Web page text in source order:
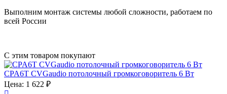
Выполним монтаж системы любой сложности, работаем по
всей России
С этим товаром покупают
CPA6T CVGaudio потолочный громкоговоритель 6 Вт
Цена: 1 622 ₽